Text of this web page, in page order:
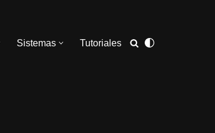
Sistemas Tutoriales